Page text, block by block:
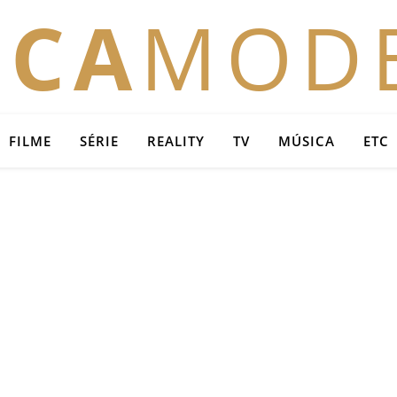
FILME SÉRIE REALITY TV MÚSICA ETC